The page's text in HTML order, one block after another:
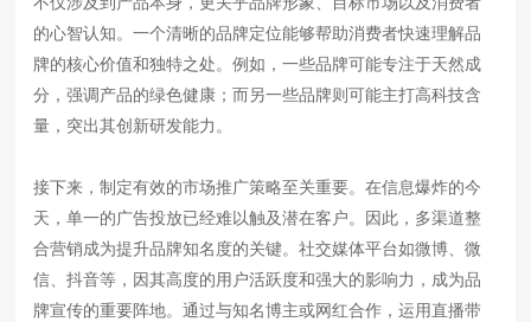
的心智认知。一个清晰的品牌定位能够帮助消费者快速理解品
牌的核心价值和独特之处。例如，一些品牌可能专注于天然成
分，强调产品的绿色健康；而另一些品牌则可能主打高科技含
量，突出其创新研发能力。
接下来，制定有效的市场推广策略至关重要。在信息爆炸的今
天，单一的广告投放已经难以触及潜在客户。因此，多渠道整
合营销成为提升品牌知名度的关键。社交媒体平台如微博、微
信、抖音等，因其高度的用户活跃度和强大的影响力，成为品
牌宣传的重要阵地。通过与知名博主或网红合作，运用直播带